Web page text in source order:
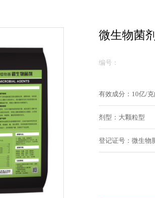
微生物菌
编号：
有效成分：10亿/
剂型：大颗粒型
登记证号：微生物